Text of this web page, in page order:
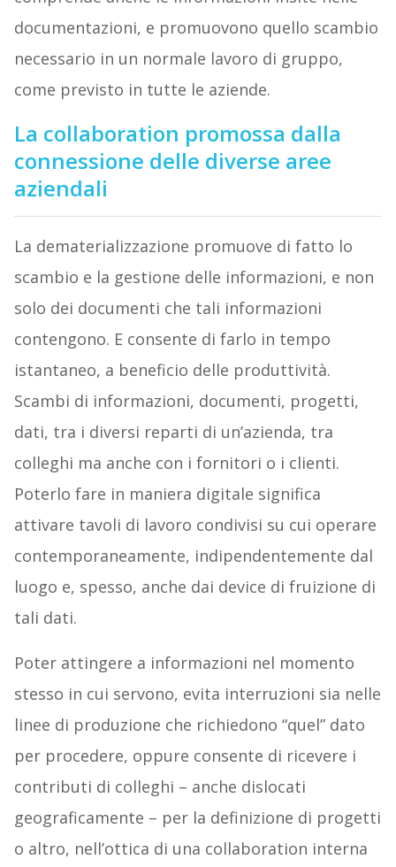
documentazioni, e promuovono quello scambio
necessario in un normale lavoro di gruppo,
come previsto in tutte le aziende.
La collaboration promossa dalla
connessione delle diverse aree
aziendali
La dematerializzazione promuove di fatto lo
scambio e la gestione delle informazioni, e non
solo dei documenti che tali informazioni
contengono. E consente di farlo in tempo
istantaneo, a beneficio delle produttività.
Scambi di informazioni, documenti, progetti,
dati, tra i diversi reparti di un’azienda, tra
colleghi ma anche con i fornitori o i clienti.
Poterlo fare in maniera digitale significa
attivare tavoli di lavoro condivisi su cui operare
contemporaneamente, indipendentemente dal
luogo e, spesso, anche dai device di fruizione di
tali dati.
Poter attingere a informazioni nel momento
stesso in cui servono, evita interruzioni sia nelle
linee di produzione che richiedono “quel” dato
per procedere, oppure consente di ricevere i
contributi di colleghi – anche dislocati
geograficamente – per la definizione di progetti
o altro, nell’ottica di una collaboration interna